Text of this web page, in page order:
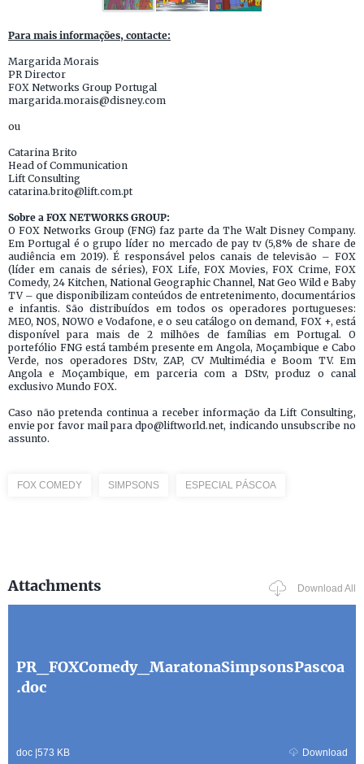
Para mais informações, contacte:
Margarida Morais
PR Director
FOX Networks Group Portugal
margarida.morais@disney.com
ou
Catarina Brito
Head of Communication
Lift Consulting
catarina.brito@lift.com.pt
Sobre a FOX NETWORKS GROUP:
O FOX Networks Group (FNG) faz parte da The Walt Disney Company.
Em Portugal é o grupo líder no mercado de pay tv (5,8% de share de
audiência em 2019). É responsável pelos canais de televisão – FOX
(líder em canais de séries), FOX Life, FOX Movies, FOX Crime, FOX
Comedy, 24 Kitchen, National Geographic Channel, Nat Geo Wild e Baby
TV – que disponibilizam conteúdos de entretenimento, documentários
e infantis. São distribuídos em todos os operadores portugueses:
MEO, NOS, NOWO e Vodafone, e o seu catálogo on demand, FOX +, está
disponível para mais de 2 milhões de famílias em Portugal. O
portefólio FNG está também presente em Angola, Moçambique e Cabo
Verde, nos operadores DStv, ZAP, CV Multimédia e Boom TV. Em
Angola e Moçambique, em parceria com a DStv, produz o canal
exclusivo Mundo FOX.
Caso não pretenda continua a receber informação da Lift Consulting,
envie por favor mail para dpo@liftworld.net, indicando unsubscribe no
assunto.
FOX COMEDY SIMPSONS ESPECIAL PÁSCOA
Attachments Download All
PR_FOXComedy_MaratonaSimpsonsPascoa
.doc
doc |573 KB Download